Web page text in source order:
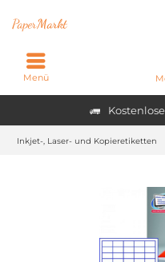
PaperMarkt
Menü
Inkjet-, Laser- und Kopieretiketten